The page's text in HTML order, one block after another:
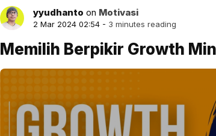
yyudhanto on Motivasi
2 Mar 2024 02:54 - 3 minutes reading
Memilih Berpikir Growth